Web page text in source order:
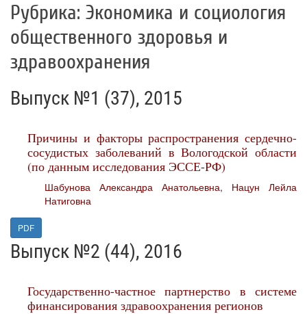
Рубрика: Экономика и социология
общественного здоровья и
здравоохранения
Выпуск №1 (37), 2015
Причины и факторы распространения сердечно-
сосудистых заболеваний в Вологодской области
(по данным исследования ЭССЕ-РФ)
Шабунова Александра Анатольевна, Нацун Лейла
Натиговна
PDF
Выпуск №2 (44), 2016
Государственно-частное партнерство в системе
финансирования здравоохранения регионов